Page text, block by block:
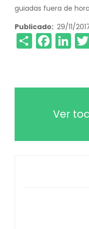
guiadas fuera de
Publicado 29/11/
Share
Ver